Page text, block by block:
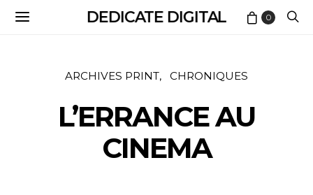
DEDICATE DIGITAL 0
ARCHIVES PRINT CHRONIQUES
L’ERRANCE AU
CINEMA